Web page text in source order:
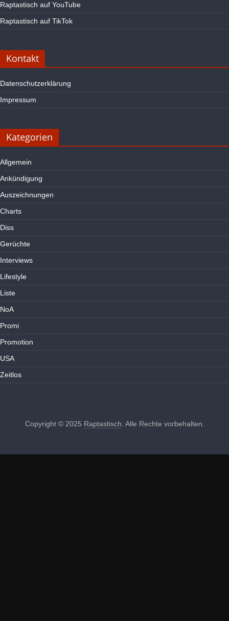
Raptastisch auf YouTube
Raptastisch auf TikTok
Kontakt
Datenschutzerklärung
Impressum
Kategorien
Allgemein
Ankündigung
Auszeichnungen
Charts
Diss
Gerüchte
Interviews
Lifestyle
Liste
NoA
Promi
Promotion
USA
Zeitlos
Copyright © 2025 Raptastisch . Alle Rechte vorbehalten.